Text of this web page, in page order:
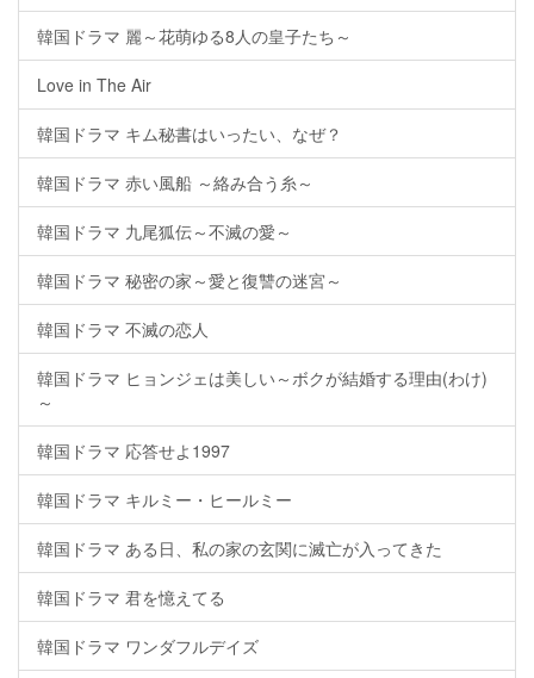
韓国ドラマ 麗～花萌ゆる8人の皇子たち～
Love in The Air
韓国ドラマ キム秘書はいったい、なぜ？
韓国ドラマ 赤い風船 ～絡み合う糸～
韓国ドラマ 九尾狐伝～不滅の愛～
韓国ドラマ 秘密の家～愛と復讐の迷宮～
韓国ドラマ 不滅の恋人
韓国ドラマ ヒョンジェは美しい～ボクが結婚する理由(わけ)
～
韓国ドラマ 応答せよ1997
韓国ドラマ キルミー・ヒールミー
韓国ドラマ ある日、私の家の玄関に滅亡が入ってきた
韓国ドラマ 君を憶えてる
韓国ドラマ ワンダフルデイズ